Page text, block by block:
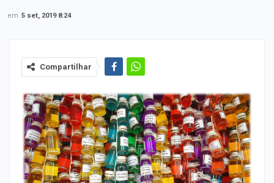
em 5 set, 2019 8:24
Compartilhar